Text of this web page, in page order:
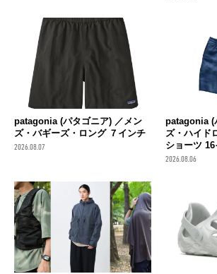
patagonia (パタゴニア) ／メン
ズ・バギーズ・ロング ７インチ
2026.08.07
patagonia (
ズ・ハイド
ショーツ
2026.08.06